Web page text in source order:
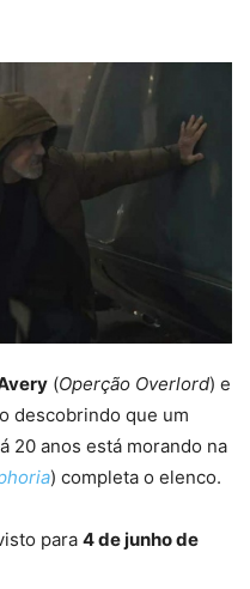
(Operção Overlord) e
descobrindo que um
20 anos está morando na
) completa o elenco.
para 4 de junho de